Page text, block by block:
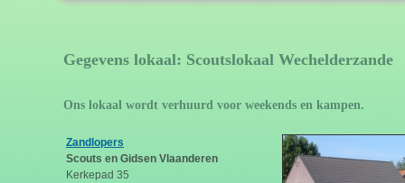
Gegevens lokaal: Scoutslokaal Wechelderzande
Ons lokaal wordt verhuurd voor weekends en kampen.
Zandlopers
Scouts en Gidsen Vlaanderen
Kerkepad 35